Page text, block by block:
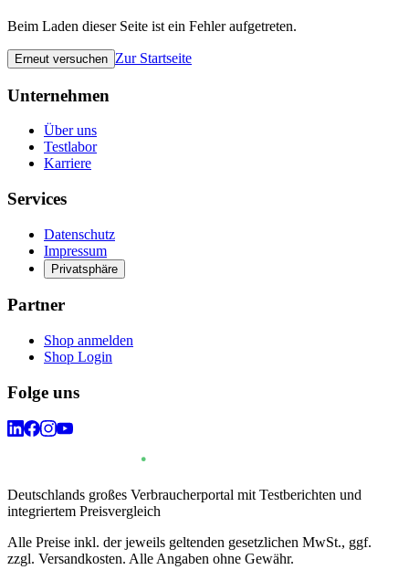
Beim Laden dieser Seite ist ein Fehler aufgetreten.
Erneut versuchen Zur Startseite
Unternehmen
Über uns
Testlabor
Karriere
Services
Datenschutz
Impressum
Privatsphäre
Partner
Shop anmelden
Shop Login
Folge uns
Deutschlands großes Verbraucherportal mit Testberichten und
integriertem Preisvergleich
Alle Preise inkl. der jeweils geltenden gesetzlichen MwSt., ggf.
zzgl. Versandkosten. Alle Angaben ohne Gewähr.